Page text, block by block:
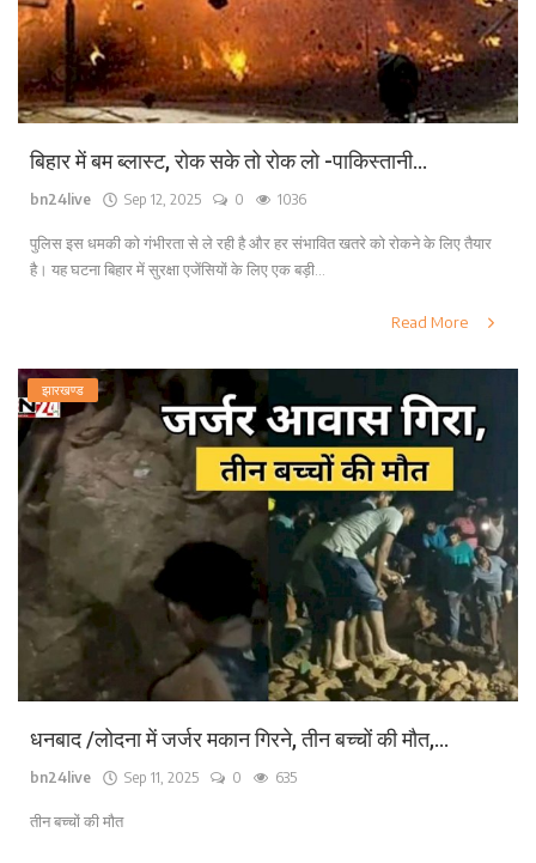
बिहार में बम ब्लास्ट, रोक सके तो रोक लो -पाकिस्तानी...
bn24live Sep 12, 2025 0 1036
पुलिस इस धमकी को गंभीरता से ले रही है और हर संभावित खतरे को रोकने के लिए तैयार
है। यह घटना बिहार में सुरक्षा एजेंसियों के लिए एक बड़ी...
Read More
झारखण्ड
धनबाद /लोदना में जर्जर मकान गिरने, तीन बच्चों की मौत,...
bn24live Sep 11, 2025 0 635
तीन बच्चों की मौत